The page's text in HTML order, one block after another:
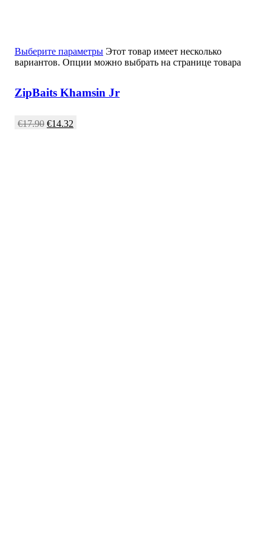
Выберите параметры Этот товар имеет несколько
вариантов. Опции можно выбрать на странице товара
ZipBaits Khamsin Jr
€17.90 €14.32